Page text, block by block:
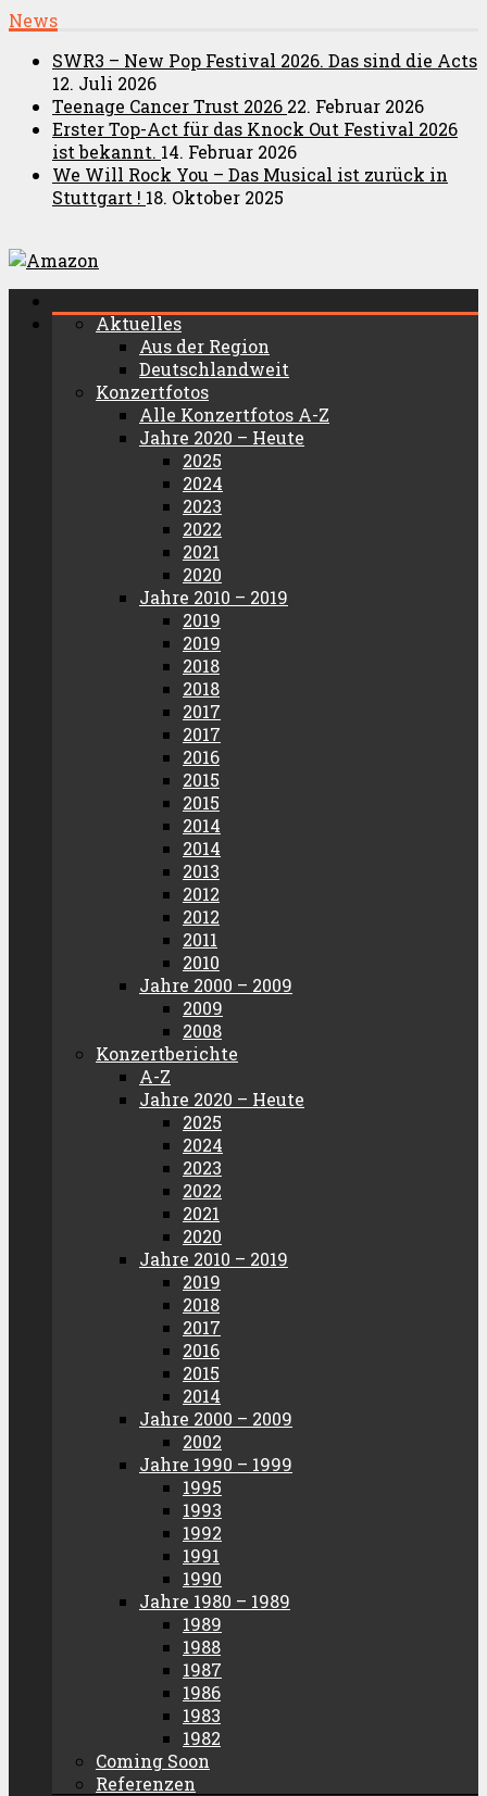
News
SWR3 – New Pop Festival 2026. Das sind die Acts
12. Juli 2026
Teenage Cancer Trust 2026 22. Februar 2026
Erster Top-Act für das Knock Out Festival 2026
ist bekannt. 14. Februar 2026
We Will Rock You – Das Musical ist zurück in
Stuttgart ! 18. Oktober 2025
Aktuelles
Aus der Region
Deutschlandweit
Konzertfotos
Alle Konzertfotos A-Z
Jahre 2020 – Heute
2025
2024
2023
2022
2021
2020
Jahre 2010 – 2019
2019
2019
2018
2018
2017
2017
2016
2015
2015
2014
2014
2013
2012
2012
2011
2010
Jahre 2000 – 2009
2009
2008
Konzertberichte
A-Z
Jahre 2020 – Heute
2025
2024
2023
2022
2021
2020
Jahre 2010 – 2019
2019
2018
2017
2016
2015
2014
Jahre 2000 – 2009
2002
Jahre 1990 – 1999
1995
1993
1992
1991
1990
Jahre 1980 – 1989
1989
1988
1987
1986
1983
1982
Coming Soon
Referenzen